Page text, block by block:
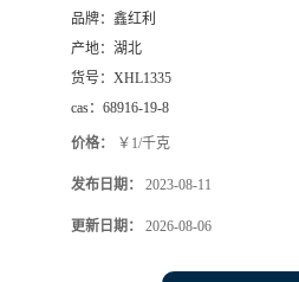
品牌： 鑫红利
产地： 湖北
货号： XHL1335
cas： 68916-19-8
价格： ￥1/千克
发布日期： 2023-08-11
更新日期： 2026-08-06